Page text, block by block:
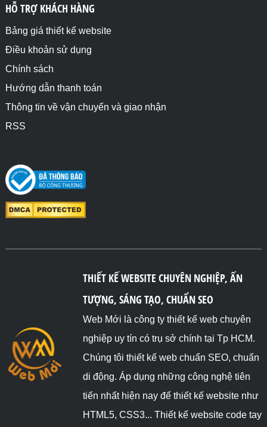
HỖ TRỢ KHÁCH HÀNG
Bảng giá thiết kế website
Điều khoản sử dụng
Chính sách
Hướng dẫn thanh toán
Thông tin về vận chuyển và giao nhận
RSS
THIẾT KẾ WEBSITE CHUYÊN NGHIỆP, ẤN
TƯỢNG, SÁNG TẠO, CHUẨN SEO
Web Mới là công ty thiết kế web chuyên
nghiệp uy tín có trụ sở chính tại Tp HCM.
Chúng tôi thiết kế web chuẩn SEO, chuẩn
di động. Áp dụng những công nghệ tiên
tiến nhất hiện nay để thiết kế website như
HTML5, CSS3... Thiết kế website code tay